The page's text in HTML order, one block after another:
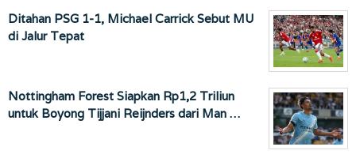
Ditahan PSG 1-1, Michael Carrick Sebut MU
di Jalur Tepat
Nottingham Forest Siapkan Rp1,2 Triliun
untuk Boyong Tijjani Reijnders dari Man …